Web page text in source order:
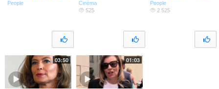
Instagram
People
Cinéma
525
venge, c'est très
People
2 525
03:50 01:03